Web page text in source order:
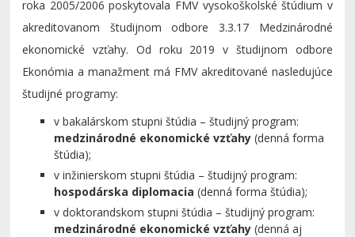
roka 2005/2006 poskytovala FMV vysokoškolské štúdium v
akreditovanom študijnom odbore 3.3.17 Medzinárodné
ekonomické vzťahy. Od roku 2019 v študijnom odbore
Ekonómia a manažment má FMV akreditované nasledujúce
študijné programy:
v bakalárskom stupni štúdia – študijný program:
medzinárodné ekonomické vzťahy (denná forma
štúdia);
v inžinierskom stupni štúdia – študijný program:
hospodárska diplomacia (denná forma štúdia);
v doktorandskom stupni štúdia – študijný program:
medzinárodné ekonomické vzťahy (denná aj